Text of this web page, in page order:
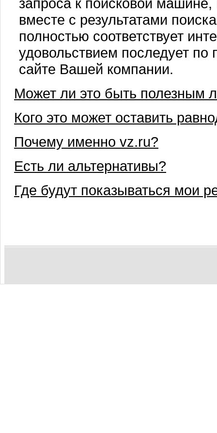
вместе с результатами
полностью соответствует
удовольствием последует
сайте Вашей компании.
Может ли это быть полезным
Кого это может оставить
Почему именно vz.ru?
Есть ли альтернативы?
Где будут показываться мои